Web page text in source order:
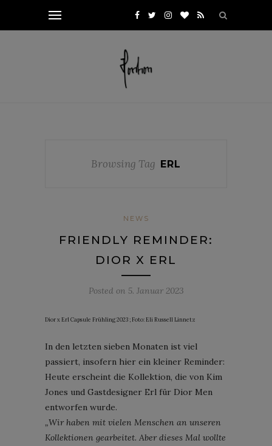
Browsing Tag ERL
NEWS
FRIENDLY REMINDER:
DIOR X ERL
Posted on 5. Januar 2023
Dior x Erl Capsule Frühling 2023 ; Foto: Eli Russell Linnetz
In den letzten sieben Monaten ist viel
passiert, insofern hier ein kleiner Reminder:
Heute erscheint die Kollektion, die von Kim
Jones und Gastdesigner Erl für Dior Men
entworfen wurde.
„Wir haben mit vielen Menschen an unseren
Kollektionen gearbeitet. Aber dieses Mal wollte